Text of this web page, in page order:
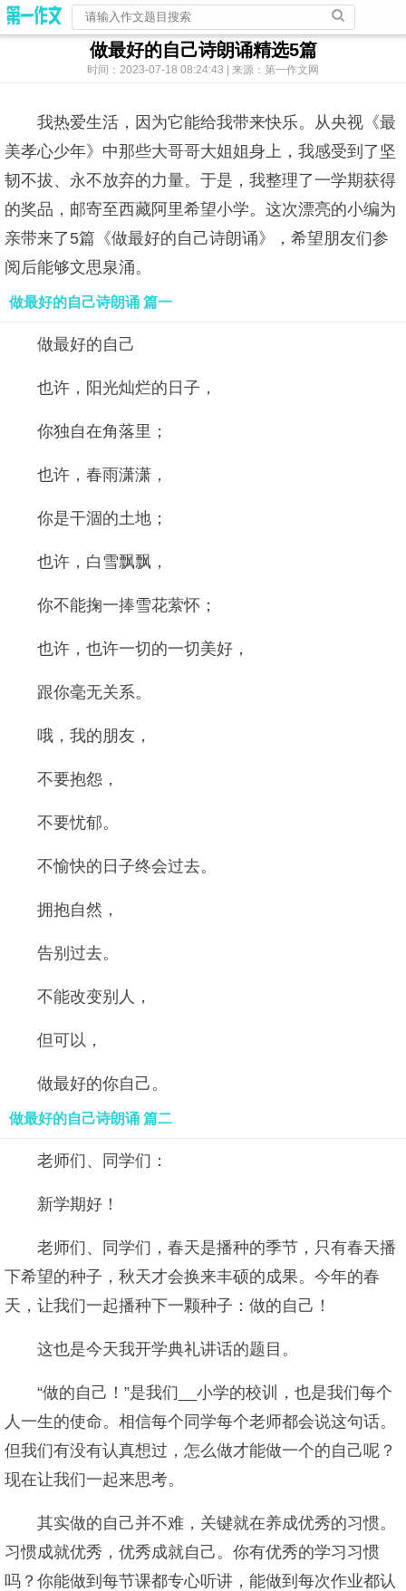
做最好的自己诗朗诵精选5篇
时间：2023-07-18 08:24:43 | 来源：第一作文网
我热爱生活，因为它能给我带来快乐。从央视《最
美孝心少年》中那些大哥哥大姐姐身上，我感受到了坚
韧不拔、永不放弃的力量。于是，我整理了一学期获得
的奖品，邮寄至西藏阿里希望小学。这次漂亮的小编为
亲带来了5篇《做最好的自己诗朗诵》，希望朋友们参
阅后能够文思泉涌。
做最好的自己诗朗诵 篇一
做最好的自己
也许，阳光灿烂的日子，
你独自在角落里；
也许，春雨潇潇，
你是干涸的土地；
也许，白雪飘飘，
你不能掬一捧雪花萦怀；
也许，也许一切的一切美好，
跟你毫无关系。
哦，我的朋友，
不要抱怨，
不要忧郁。
不愉快的日子终会过去。
拥抱自然，
告别过去。
不能改变别人，
但可以，
做最好的你自己。
做最好的自己诗朗诵 篇二
老师们、同学们：
新学期好！
老师们、同学们，春天是播种的季节，只有春天播
下希望的种子，秋天才会换来丰硕的成果。今年的春
天，让我们一起播种下一颗种子：做的自己！
这也是今天我开学典礼讲话的题目。
“做的自己！”是我们__小学的校训，也是我们每个
人一生的使命。相信每个同学每个老师都会说这句话。
但我们有没有认真想过，怎么做才能做一个的自己呢？
现在让我们一起来思考。
其实做的自己并不难，关键就在养成优秀的习惯。
习惯成就优秀，优秀成就自己。你有优秀的学习习惯
吗？你能做到每节课都专心听讲，能做到每次作业都认